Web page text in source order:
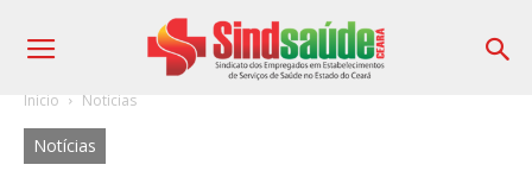
Início Notícias
Notícias